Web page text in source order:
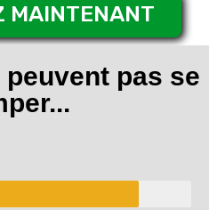
MAINTENANT
pas se